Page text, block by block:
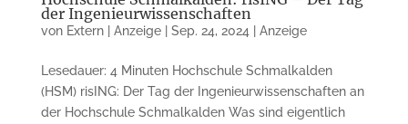
der Ingenieurwissenschaften
von Extern | Anzeige| Sep. 24, 2024 Anzeige
Lesedauer: 4 Minuten Hochschule Schmalkalden
(HSM) risING: Der Tag der Ingenieurwissenschaften an
der Hochschule Schmalkalden Was sind eigentlich